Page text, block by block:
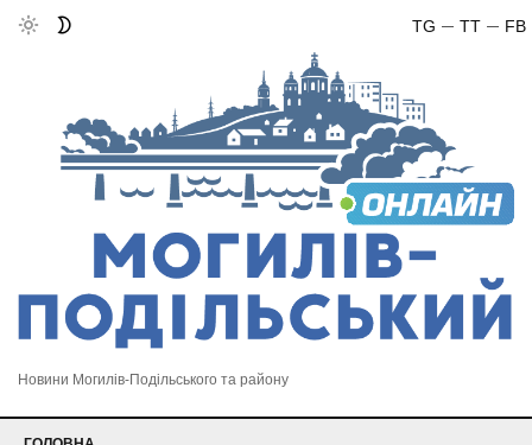
FB
TT
TG
Новини Могилів-Подільського та району